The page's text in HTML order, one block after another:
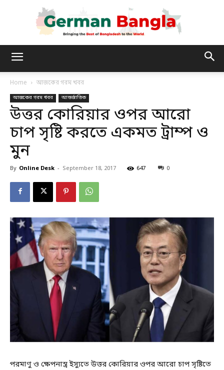
Bangla
Home আজকের গরম খবর
আজকের গরম খবর আন্তর্জাতিক
উত্তর কোরিয়ার ওপর আরো
চাপ সৃষ্টি করতে একমত ট্রাম্প ও
মুন
By Online Desk - September 18, 2017 647 0
পরমাণু ও ক্ষেপনাস্ত্র ইস্যুতে উত্তর কোরিয়ার ওপর আরো চাপ সৃষ্টিতে